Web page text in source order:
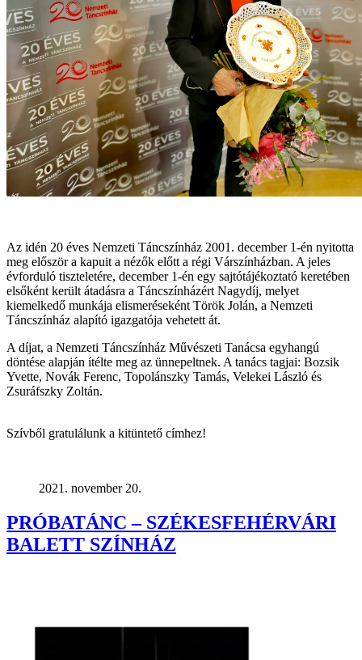
Az idén 20 éves Nemzeti Táncszínház 2001. december 1-én nyitotta
meg először a kapuit a nézők előtt a régi Várszínházban. A jeles
évforduló tiszteletére, december 1-én egy sajtótájékoztató keretében
elsőként került átadásra a Táncszínházért Nagydíj, melyet
kiemelkedő munkája elismeréseként Török Jolán, a Nemzeti
Táncszínház alapító igazgatója vehetett át.
A díjat, a Nemzeti Táncszínház Művészeti Tanácsa egyhangú
döntése alapján ítélte meg az ünnepeltnek. A tanács tagjai: Bozsik
Yvette, Novák Ferenc, Topolánszky Tamás, Velekei László és
Zsuráfszky Zoltán.
Szívből gratulálunk a kitüntető címhez!
2021. november 20.
PRÓBATÁNC – SZÉKESFEHÉRVÁRI
BALETT SZÍNHÁZ